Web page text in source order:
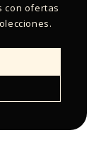
con ofertas